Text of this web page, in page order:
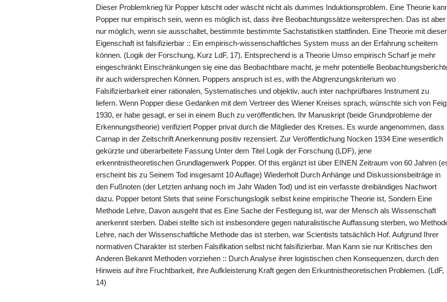
Dieser Problemkrieg für Popper lutscht oder wäscht nicht als dummes Induktionsproblem. Eine Theorie
Popper nur empirisch sein, wenn es möglich ist, dass ihre Beobachtungssätze weitersprechen. Das ist aber
nur möglich, wenn sie ausschaltet, bestimmte bestimmte Sachstatistiken stattfinden. Eine Theorie mit dieser
Eigenschaft ist falsifizierbar :: Ein empirisch-wissenschaftliches System muss an der Erfahrung scheitern
können. (Logik der Forschung, Kurz LdF, 17). Entsprechend is a Theorie Umso empirisch Scharf je mehr
eingeschränkt Einschränkungen się eine das Beobachtbare macht, je mehr potentielle
ihr auch widersprechen Können. Poppers anspruch ist es, with the Abgrenzungskriterium wo
Falsifizierbarkeit einer rationalen, Systematisches und objektiv, auch inter nachprüfbares Instrument zu
liefern. Wenn Popper diese Gedanken mit dem Vertreer des Wiener Kreises sprach, wünschte sich von
1930, er habe gesagt, er sei in einem Buch zu veröffentlichen. Ihr Manuskript (beide Grundprobleme der
Erkennungstheorie) verifiziert Popper privat durch die Mitglieder des Kreises. Es wurde angenommen, dass
Carnap in der Zeitschrift Anerkennung positiv rezensiert. Zur Veröffentlichung Nocken 1934 Eine wesentlich
gekürzte und überarbeitete Fassung Unter dem Titel Logik der Forschung (LDF), jene
erkenntnistheoretischen Grundlagenwerk Popper. Of this ergänzt ist über EINEN Zeitraum von 60 Jahren
erscheint bis zu Seinem Tod insgesamt 10 Auflage) Wiederholt Durch Anhänge und Diskussionsbeiträge in
den Fußnoten (der Letzten anhang noch im Jahr Waden Tod) und ist ein verfasste dreibändiges Nachwort
dazu. Popper betont Stets that seine Forschungslogik selbst keine empirische Theorie ist, Sondern Eine
Methode Lehre, Davon ausgeht that es Eine Sache der Festlegung ist, war der Mensch als Wissenschaft
anerkennt sterben. Dabei stellte sich ist insbesondere gegen naturalistische Auffassung sterben, wo
Lehre, nach der Wissenschaftliche Methode das ist sterben, war Scientists tatsächlich Hof. Aufgrund Ihrer
normativen Charakter ist sterben Falsifikation selbst nicht falsifizierbar. Man Kann sie nur Kritisches den
Anderen Bekannt Methoden vorziehen :: Durch Analyse ihrer logistischen chen Konsequenzen, durch den
Hinweis auf ihre Fruchtbarkeit, ihre Aufkleisterung Kraft gegen den Erkuntnistheoretischen Problemen. (LdF,
14)